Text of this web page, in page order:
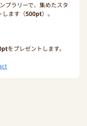
プラリーで、集めたスタ
します（500pt）。
をプレゼントします。